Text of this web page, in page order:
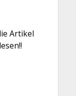
Artikel